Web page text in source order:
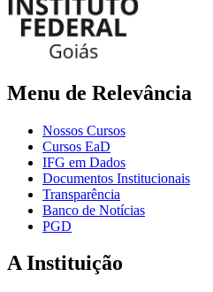
Menu de Relevância
Nossos Cursos
Cursos EaD
IFG em Dados
Documentos Institucionais
Transparência
Banco de Notícias
PGD
A Instituição